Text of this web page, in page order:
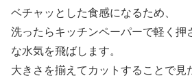
ベチャッとした食感になるため、
洗ったらキッチンペーパーで軽く押
な水気を飛ばします。
大きさを揃えてカットすることで見